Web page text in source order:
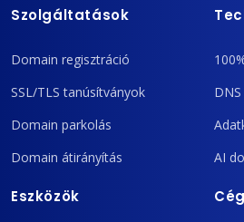
Szolgáltatások
Domain regisztráció
SSL/TLS tanúsítványok
Domain parkolás
Domain átirányítás
AI
Eszközök Cég